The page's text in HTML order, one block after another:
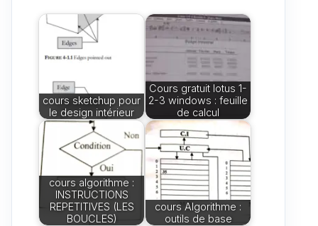
cours sketchup pour
le design intérieur
Cours gratuit lotus 1-
2-3 windows : feuille
de calcul
cours algorithme :
INSTRUCTIONS
REPETITIVES (LES
BOUCLES)
cours Algorithme :
outils de base